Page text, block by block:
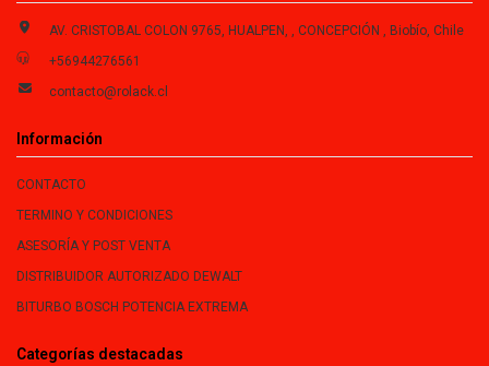
AV. CRISTOBAL COLON 9765, HUALPEN, , CONCEPCIÓN , Biobío, Chile
+56944276561
contacto@rolack.cl
Información
CONTACTO
TERMINO Y CONDICIONES
ASESORÍA Y POST VENTA
DISTRIBUIDOR AUTORIZADO DEWALT
BITURBO BOSCH POTENCIA EXTREMA
Categorías destacadas